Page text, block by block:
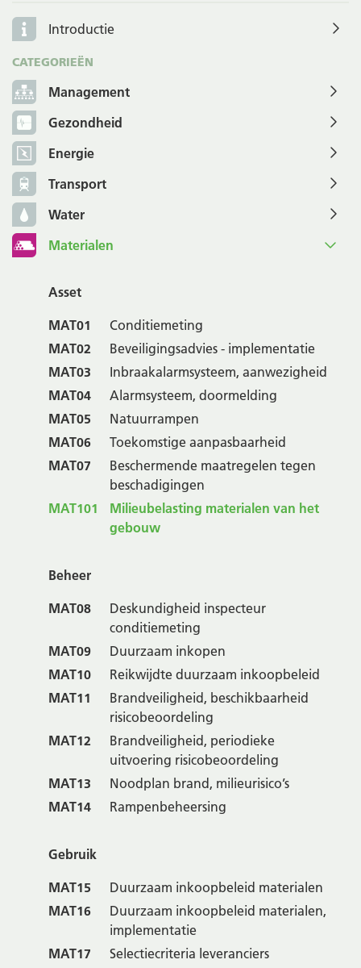
Introductie
CATEGORIEËN
Management
Gezondheid
Energie
Transport
Water
Materialen
Asset
MAT01
Conditiemeting
MAT02
Beveiligingsadvies - implementatie
MAT03
Inbraakalarmsysteem, aanwezigheid
MAT04
Alarmsysteem, doormelding
MAT05
Natuurrampen
MAT06
Toekomstige aanpasbaarheid
MAT07
Beschermende maatregelen tegen
beschadigingen
MAT101
Milieubelasting materialen van het
gebouw
Beheer
MAT08
Deskundigheid inspecteur
conditiemeting
MAT09
Duurzaam inkopen
MAT10
Reikwijdte duurzaam inkoopbeleid
MAT11
Brandveiligheid, beschikbaarheid
risicobeoordeling
MAT12
Brandveiligheid, periodieke
uitvoering risicobeoordeling
MAT13
Noodplan brand, milieurisico’s
MAT14
Rampenbeheersing
Gebruik
MAT15
Duurzaam inkoopbeleid materialen
MAT16
Duurzaam inkoopbeleid materialen,
implementatie
MAT17
Selectiecriteria leveranciers